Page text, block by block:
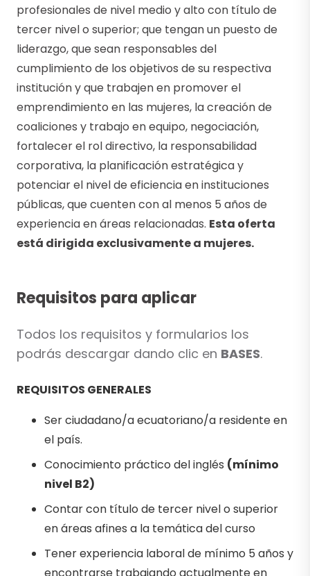
profesionales de nivel medio y alto con título de
tercer nivel o superior; que tengan un puesto de
liderazgo, que sean responsables del
cumplimiento de los objetivos de su respectiva
institución y que trabajen en promover el
emprendimiento en las mujeres, la creación de
coaliciones y trabajo en equipo, negociación,
fortalecer el rol directivo, la responsabilidad
corporativa, la planificación estratégica y
potenciar el nivel de eficiencia en instituciones
públicas, que cuenten con al menos 5 años de
experiencia en áreas relacionadas. Esta oferta
está dirigida exclusivamente a mujeres.
Requisitos para aplicar
Todos los requisitos y formularios los
podrás descargar dando clic en BASES.
REQUISITOS GENERALES
Ser ciudadano/a ecuatoriano/a residente en
el país.
Conocimiento práctico del inglés (mínimo
nivel B2)
Contar con título de tercer nivel o superior
en áreas afines a la temática del curso
Tener experiencia laboral de mínimo 5 años y